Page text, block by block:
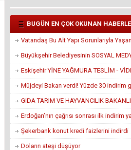
BUGÜN EN ÇOK OKUNAN
Vatandaş Bu Alt Yapı Sorunlarıyla
Büyükşehir Belediyesinin SOSYAL
Eskişehir YİNE YAĞMURA TESLİM -
Müjdeyi Bakan verdi! Yüzde 30 indirim
GIDA TARIM VE HAYVANCILIK
Erdoğan’nın çağrısı sonrası ilk indirim
Şekerbank konut kredi faizlerini indirdi
Doların ateşi düşüyor